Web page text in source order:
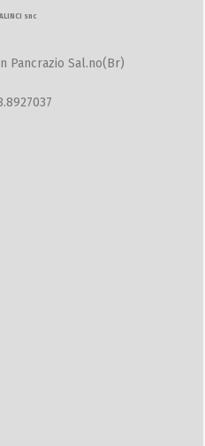
snc
Pancrazio Sal.no(Br)